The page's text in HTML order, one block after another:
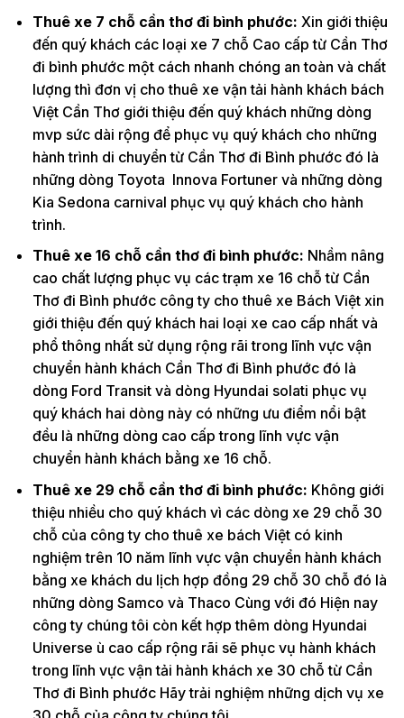
Thuê xe 7 chỗ cần thơ đi bình phước: Xin giới thiệu
đến quý khách các loại xe 7 chỗ Cao cấp từ Cần Thơ
đi bình phước một cách nhanh chóng an toàn và chất
lượng thì đơn vị cho thuê xe vận tải hành khách bách
Việt Cần Thơ giới thiệu đến quý khách những dòng
mvp sức dài rộng để phục vụ quý khách cho những
hành trình di chuyển từ Cần Thơ đi Bình phước đó là
những dòng Toyota Innova Fortuner và những dòng
Kia Sedona carnival phục vụ quý khách cho hành
trình.
Thuê xe 16 chỗ cần thơ đi bình phước: Nhầm nâng
cao chất lượng phục vụ các trạm xe 16 chỗ từ Cần
Thơ đi Bình phước công ty cho thuê xe Bách Việt xin
giới thiệu đến quý khách hai loại xe cao cấp nhất và
phổ thông nhất sử dụng rộng rãi trong lĩnh vực vận
chuyển hành khách Cần Thơ đi Bình phước đó là
dòng Ford Transit và dòng Hyundai solati phục vụ
quý khách hai dòng này có những ưu điểm nổi bật
đều là những dòng cao cấp trong lĩnh vực vận
chuyển hành khách bằng xe 16 chỗ.
Thuê xe 29 chỗ cần thơ đi bình phước: Không giới
thiệu nhiều cho quý khách vì các dòng xe 29 chỗ 30
chỗ của công ty cho thuê xe bách Việt có kinh
nghiệm trên 10 năm lĩnh vực vận chuyển hành khách
bằng xe khách du lịch hợp đồng 29 chỗ 30 chỗ đó là
những dòng Samco và Thaco Cùng với đó Hiện nay
công ty chúng tôi còn kết hợp thêm dòng Hyundai
Universe ù cao cấp rộng rãi sẽ phục vụ hành khách
trong lĩnh vực vận tải hành khách xe 30 chỗ từ Cần
Thơ đi Bình phước Hãy trải nghiệm những dịch vụ xe